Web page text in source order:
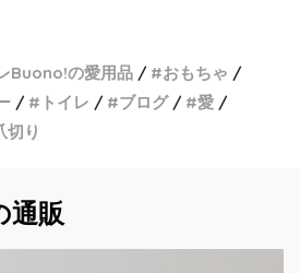
Buono!の愛用品
おもちゃ
トイレ ブログ
愛
切り
通販